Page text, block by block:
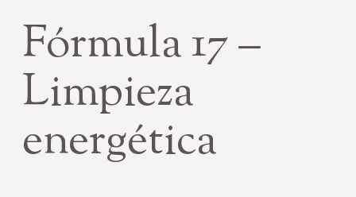
Fórmula 17 –
Limpieza
energética